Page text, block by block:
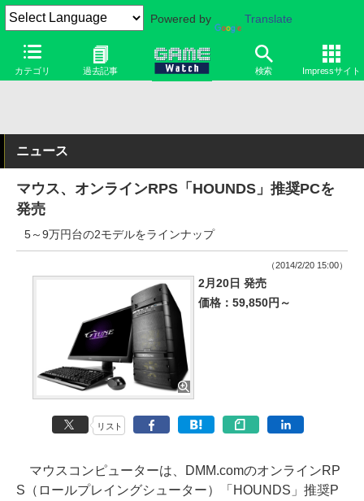
Powered by Translate
カテゴリ 過去記事 検索 Impressサイト
ニュース
マウス、オンラインRPS「HOUNDS」推奨PCを
発売
5～9万円台の2モデルをラインナップ
（2014/2/20 15:00）
2月20日 発売
価格：59,850円～
リスト
マウスコンピューターは、DMM.comのオンラインRP
S（ロールプレイングシューター）「HOUNDS」推奨P